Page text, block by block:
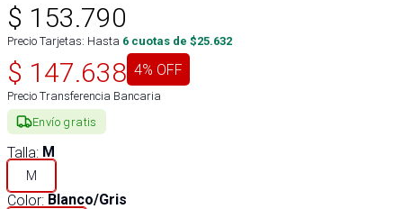
$ 153.790
Precio Tarjetas: Hasta 6 cuotas de $25.632
$ 147.638 4% OFF
Precio Transferencia Bancaria
Envío gratis
Talla: M
M
Color: Blanco/Gris